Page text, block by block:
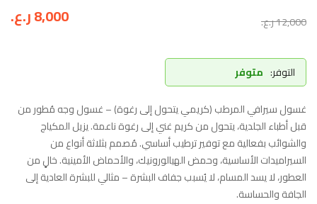
12,000ر.ع. 8,000ر.ع.
التوفر: متوفر
غسول سيرافي المرطب (كريمي يتحول إلى رغوة) – غسول وجه مُطور من
قبل أطباء الجلدية، يتحول من كريم غني إلى رغوة ناعمة. يزيل المكياج
والشوائب بفعالية مع توفير ترطيب أساسي. مُصمم بثلاثة أنواع من
السيراميدات الأساسية، وحمض الهيالورونيك، والأحماض الأمينية. خالٍ من
العطور، لا يسد المسام، لا يُسبب جفاف البشرة – مثالي للبشرة العادية إلى
الجافة والحساسة.